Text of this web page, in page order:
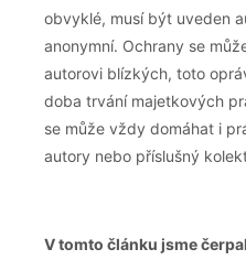
obvyklé, musí být uveden
anonymní. Ochrany se
autorovi blízkých, toto
doba trvání majetkových
se může vždy domáhat i
autory nebo příslušný
V tomto článku jsme